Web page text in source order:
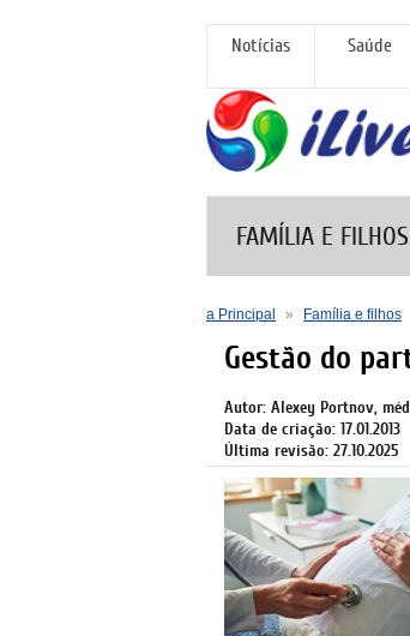
Notícias Saúde
FAMÍLIA E FILHOS
a Principal » Família e filhos
Gestão do
Autor: Alexey Portnov,
Data de criação: 17.01.2013
Última revisão: 27.10.2025